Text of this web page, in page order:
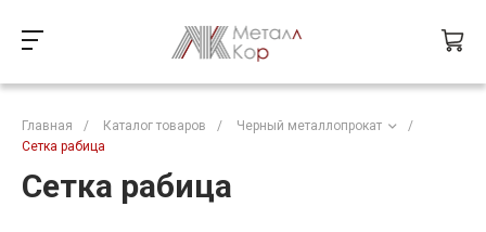
Главная / Каталог товаров / Черный металлопрокат
/
Сетка рабица
Сетка рабица